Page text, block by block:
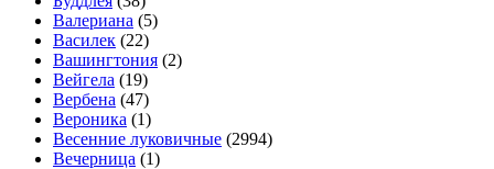
Валериана (5)
Василек (22)
Вашингтония (2)
Вейгела (19)
Вербена (47)
Вероника (1)
Весенние луковичные (2994)
Вечерница (1)